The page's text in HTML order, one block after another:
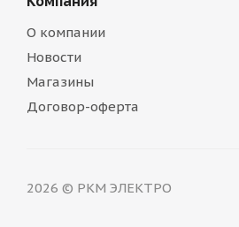
О компании
Новости
Магазины
Договор-оферта
2026 © РКМ ЭЛЕКТРО